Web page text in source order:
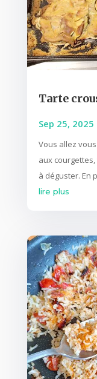
Tarte
Sep 25, 2025
Vous allez
aux
à déguster. En
lire plus